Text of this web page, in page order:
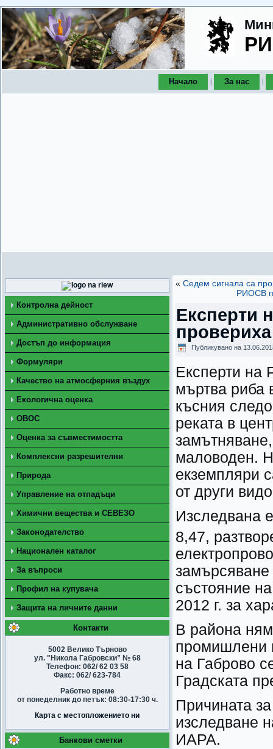
Начало За нас
Контролна дейност
Административно обслужване
Достъп до информация
Формуляри
Качество на атмосферния въздух
Екологична оценка
ОВОС
Оценка за съвместимостта
Комплексни разрешителни
Природа
Управление на отпадъци
Химични вещества и СЕВЕЗО
Законодателство
Национален каталог
За въпроси
Профил на купувача
Защита на личните данни
Контакти
5002 Велико Търново
ул. "Никола Габровски” № 68
Телефон: 062/ 62 03 58
Факс: 062/ 623-784
Работно време
от понеделник до петък: 08:30-17:30 ч.
Карта с местопложението ни
Банкови сметки
« Седем сигнала са
РИОСВ
Експерти
Публикувано на
Експерти на
мъртва риба
късния
реката в
маловоден.
екземпляри
от други
Изследвана
8,47,
замърсяване
състояние
2012 г. за
В района
промишлени
на Габрово
Градската
Причината
изследване
ИАРА.